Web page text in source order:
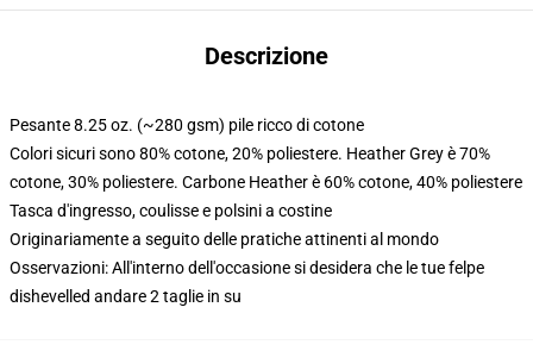
Descrizione
Pesante 8.25 oz. (~280 gsm) pile ricco di cotone
Colori sicuri sono 80% cotone, 20% poliestere. Heather Grey è 70%
cotone, 30% poliestere. Carbone Heather è 60% cotone, 40% poliestere
Tasca d'ingresso, coulisse e polsini a costine
Originariamente a seguito delle pratiche attinenti al mondo
Osservazioni: All'interno dell'occasione si desidera che le tue felpe
dishevelled andare 2 taglie in su